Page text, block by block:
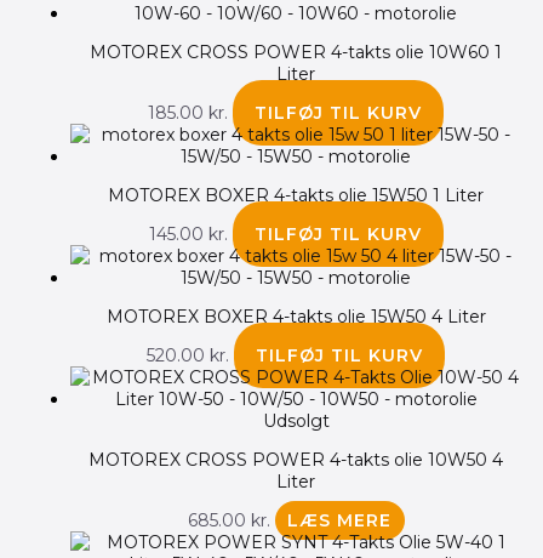
MOTOREX CROSS POWER 4-takts olie 10W60 1
Liter
185.00 kr. TILFØJ TIL KURV
MOTOREX BOXER 4-takts olie 15W50 1 Liter
145.00 kr. TILFØJ TIL KURV
MOTOREX BOXER 4-takts olie 15W50 4 Liter
520.00 kr. TILFØJ TIL KURV
Udsolgt
MOTOREX CROSS POWER 4-takts olie 10W50 4
Liter
685.00 kr. LÆS MERE